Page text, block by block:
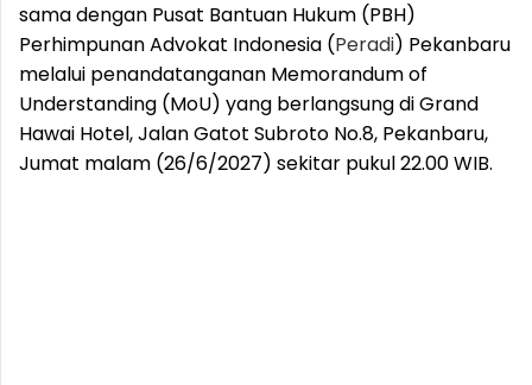
sama dengan Pusat Bantuan Hukum (PBH)
Perhimpunan Advokat Indonesia (Peradi) Pekanbaru
melalui penandatanganan Memorandum of
Understanding (MoU) yang berlangsung di Grand
Hawai Hotel, Jalan Gatot Subroto No.8, Pekanbaru,
Jumat malam (26/6/2027) sekitar pukul 22.00 WIB.